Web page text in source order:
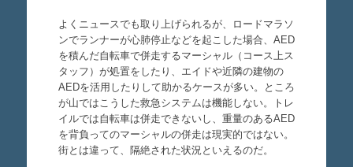
よくニュースでも取り上げられるが、ロードマラソ
ンでランナーが心肺停止などを起こした場合、AED
を積んだ自転車で併走するマーシャル（コース上ス
タッフ）が処置をしたり、エイドや近隣の建物の
AEDを活用したりして助かるケースが多い。ところ
が山ではこうした救急システムは機能しない。トレ
イルでは自転車は併走できないし、重量のあるAED
を背負ってのマーシャルの併走は現実的ではない。
街とは違って、隔絶された状況といえるのだ。